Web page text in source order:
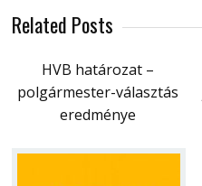
Related Posts
HVB határozat –
polgármester-választás
eredménye